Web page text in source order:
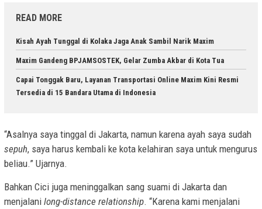
READ MORE
Kisah Ayah Tunggal di Kolaka Jaga Anak Sambil Narik Maxim
Maxim Gandeng BPJAMSOSTEK, Gelar Zumba Akbar di Kota Tua
Capai Tonggak Baru, Layanan Transportasi Online Maxim Kini Resmi
Tersedia di 15 Bandara Utama di Indonesia
“Asalnya saya tinggal di Jakarta, namun karena ayah saya sudah
sepuh, saya harus kembali ke kota kelahiran saya untuk mengurus
beliau.” Ujarnya.
Bahkan Cici juga meninggalkan sang suami di Jakarta dan
menjalani long-distance relationship. “Karena kami menjalani